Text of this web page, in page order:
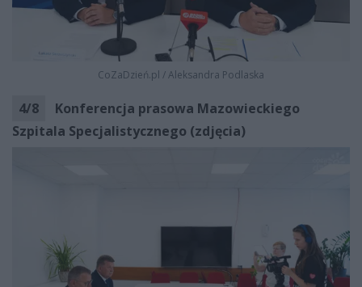
CoZaDzień.pl /Aleksandra Podlaska
4/8
Konferencja prasowa Mazowieckiego
Szpitala Specjalistycznego (zdjęcia)